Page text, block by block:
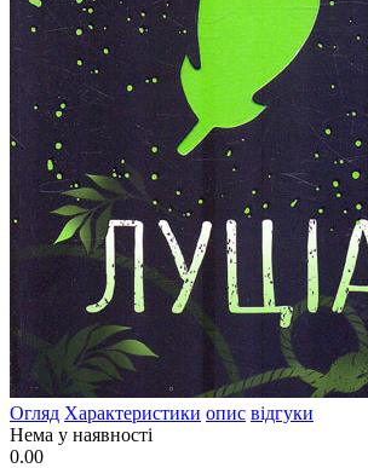
Огляд Характеристики опис відгуки
Нема у наявності
0.00